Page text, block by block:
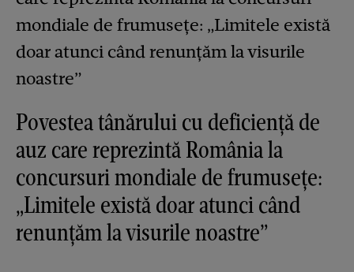
Povestea tânărului cu deficiență de
auz care reprezintă România la
concursuri mondiale de frumusețe:
„Limitele există doar atunci când
renunțăm la visurile noastre”